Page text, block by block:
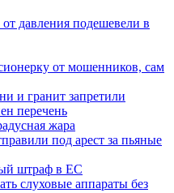
давления подешевели в
от мошенников, сам
и гранит запретили
перечень
жара
под арест за пьяные
штраф в ЕС
слуховые аппараты без